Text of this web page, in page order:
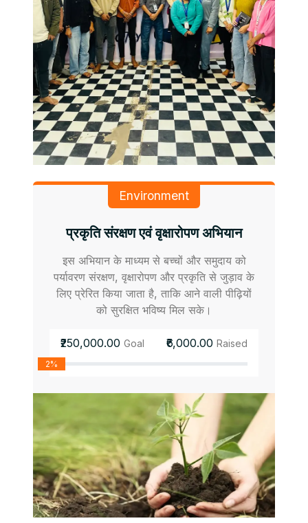
Environment
प्रकृति संरक्षण एवं वृक्षारोपण अभियान
इस अभियान के माध्यम से बच्चों और समुदाय को
पर्यावरण संरक्षण, वृक्षारोपण और प्रकृति से जुड़ाव के
लिए प्रेरित किया जाता है, ताकि आने वाली पीढ़ियों
को सुरक्षित भविष्य मिल सके।
₹250,000.00 Goal ₹6,000.00 Raised
2%